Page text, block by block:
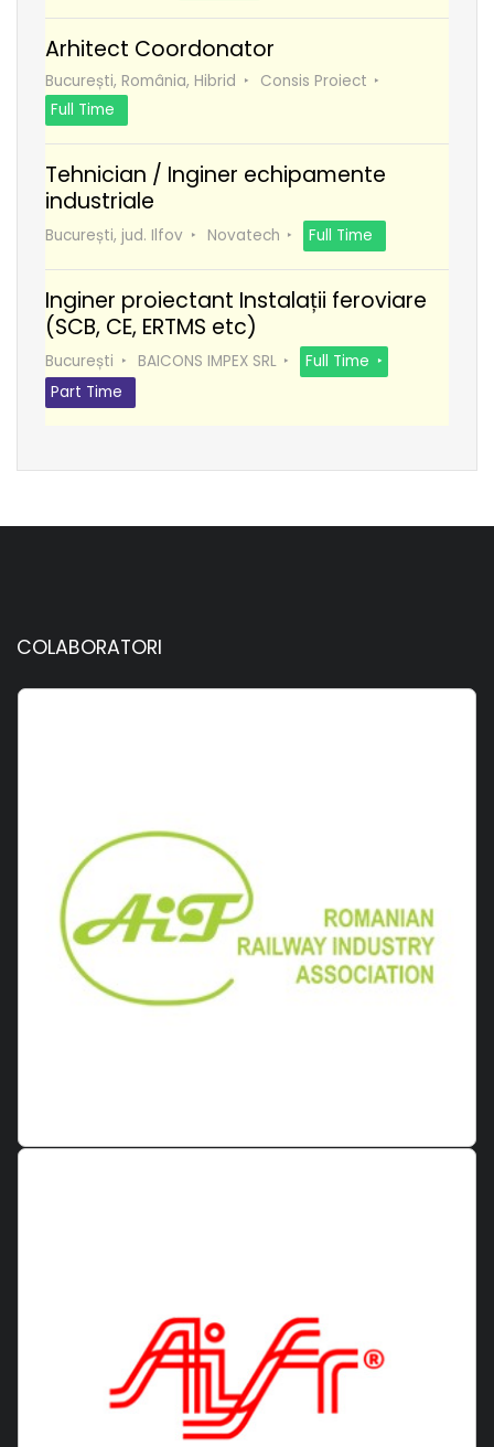
Arhitect Coordonator
București, România, Hibrid
Consis Proiect
Full Time
Tehnician / Inginer echipamente
industriale
București, jud. Ilfov Novatech Full Time
Inginer proiectant Instalații feroviare
(SCB, CE, ERTMS etc)
București BAICONS IMPEX SRL
Full Time
Part Time
COLABORATORI